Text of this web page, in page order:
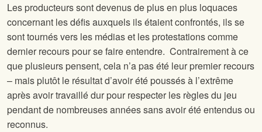
Les producteurs sont devenus de plus en plus loquaces
concernant les défis auxquels ils étaient confrontés, ils se
sont tournés vers les médias et les protestations comme
dernier recours pour se faire entendre. Contrairement à ce
que plusieurs pensent, cela n’a pas été leur premier recours
– mais plutôt le résultat d’avoir été poussés à l’extrême
après avoir travaillé dur pour respecter les règles du jeu
pendant de nombreuses années sans avoir été entendus ou
reconnus.